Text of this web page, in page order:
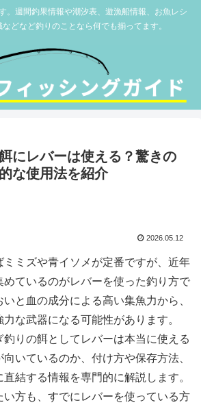
。週間釣果情報や潮汐表、遊漁船情報、お魚レシ
どなど釣りのことなら何でも揃ってます。
にレバーは使える？驚きの
な使用法を紹介
2026.05.12
ミミズや青イソメが定番ですが、近年
めているのがレバーを使った釣り方で
と血の成分による高い集魚力から、
な武器になる可能性があります。
りの餌としてレバーは本当に使える
いているのか、付け方や保存方法、
結する情報を専門的に解説します。
い方も、すでにレバーを使っている方